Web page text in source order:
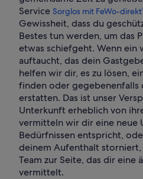
Service Sorglos mit FeWo-
Gewissheit, dass du
Bestes tun werden, um das
etwas schiefgeht. Wenn ein
auftaucht, das dein
helfen wir dir, es zu lösen,
finden oder gegebenenfalls
erstatten. Das ist unser
Unterkunft erheblich von
vermitteln wir dir eine neue
Bedürfnissen entspricht,
deinem Aufenthalt
Team zur Seite, das dir eine
vermittelt.